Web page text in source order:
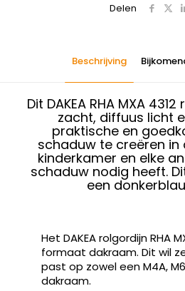
Delen
Beschrijving
Dit DAKEA RHA MXA
zacht, diffuus licht
praktische en
schaduw te creëren in
kinderkamer en elke
schaduw nodig heeft.
een
Het DAKEA rolgordijn RHA
formaat dakraam. Dit wil
past op zowel een M4A,
dakraam.